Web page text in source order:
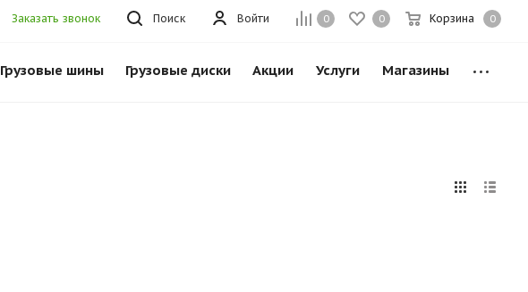
0 0 Корзина 0
Войти
Поиск
Заказать звонок
Грузовые шины Грузовые диски Акции Услуги Магазины